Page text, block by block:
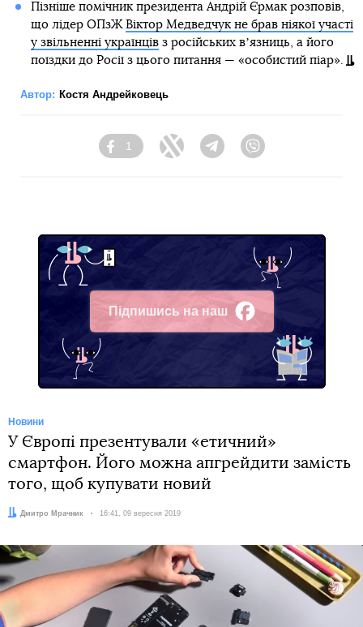
Пізніше помічник президента Андрій Єрмак розповів,
що лідер ОПзЖ Віктор Медведчук не брав ніякої участі
у звільненні українцівз російських вʼязниць, а його
поїздки до Росії з цього питання — «особистий піар».
Автор: Костя Андрейковець
Facebook
1
Twitter Telegram
Підпишись на наш
Facebook
Новини
У Європі презентували «етичний»
смартфон. Його можна апгрейдити замість
того, щоб купувати новий
Автор:
Дмитро Мрачник Дата:
16:41, 09 вересня 2019